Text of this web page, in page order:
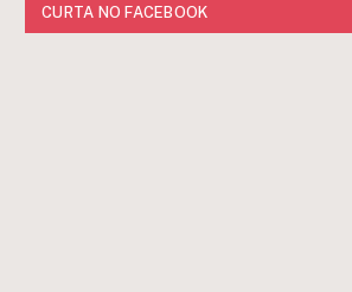
CURTA NO FACEBOOK